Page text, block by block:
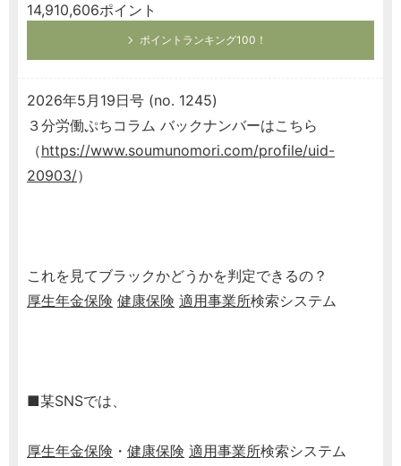
14,910,606ポイント
ポイントランキング100！
2026年5月19日号 (no. 1245)
３分労働ぷちコラム バックナンバーはこちら
（https://www.soumunomori.com/profile/uid-
20903/）
これを見てブラックかどうかを判定できるの？
厚生年金保険 健康保険 適用事業所検索システム
■某SNSでは、
厚生年金保険 ・ 健康保険 適用事業所検索システム